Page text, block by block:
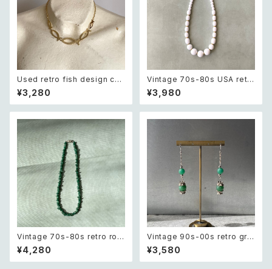
Used retro fish design cha
in necklace レトロ ユーズド
アクセサリー フィッシュ お魚 デ
ザイン ゴールド チェーン ネック
¥3,280
Vintage 70s-80s USA retr
o white beads classical ne
cklace レトロ アメリカ ヴィン
テージ アクセサリー ホワイト ビ
¥3,980
Vintage 70s-80s retro rou
gh cut green aventurine ne
cklace レトロ ヴィンテージ ア
クセサリー 天然石 ラフカット グ
¥4,280
Vintage 90s-00s retro gre
en aventurine pierce レトロ
ヴィンテージ アクセサリー 天然
石 グリーンアベンチュリン ピア
¥3,580